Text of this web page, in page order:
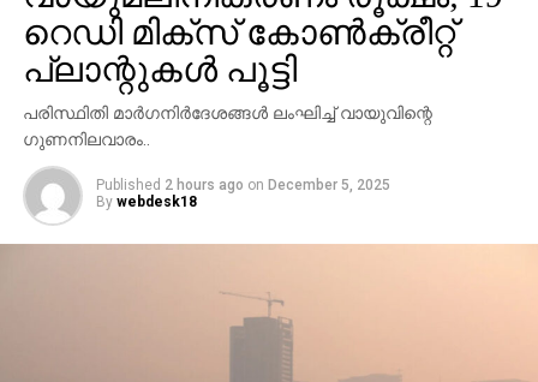
നിയന്ത്രണമേര്‍പ്പെടുത്തിയിട്ടുണ്ട്. വാഹനങ്ങള്‍ തീരദേശ
പാതവഴി തിരിച്ചുവിടുന്നുണ്ട്. സംഭത്തില്‍ അന്വേഷണം
വേണമെന്ന് സംസ്ഥാന പൊതുമരാമത്ത് മന്ത്രി മുഹമ്മദ്
റിയാസ് ആവശ്യപ്പെട്ടു.
റെഡി മിക്‌സ് കോണ്‍ക്രീറ്റ്
പ്ലാന്റുകള്‍ പൂട്ടി
പരിസ്ഥിതി മാര്‍ഗനിര്‍ദേശങ്ങള്‍ ലംഘിച്ച് വായുവിന്റെ
ഗുണനിലവാരം..
Published 2 hours ago on December 5, 2025
By webdesk18